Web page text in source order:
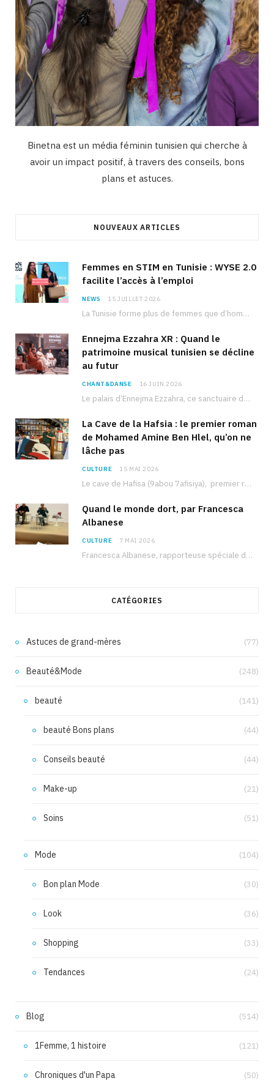
Binetna est un média féminin tunisien qui cherche à
avoir un impact positif, à travers des conseils, bons
plans et astuces.
NOUVEAUX ARTICLES
Femmes en STIM en Tunisie : WYSE 2.0
facilite l’accès à l’emploi
NEWS 15 JUILLET 2026
La Tunisie forme plus de femmes que d’hommes dans les filières scientifiques. Pourtant, pour beaucoup…
Ennejma Ezzahra XR : Quand le
patrimoine musical tunisien se décline
au futur
CHANT&DANSE 16 JUIN 2026
Le palais d’Ennejma Ezzahra, ce sanctuaire de la musique tunisienne et méditerranéenne construit par le…
La Cave de la Hafsia : le premier roman
de Mohamed Amine Ben Hlel, qu’on ne
lâche pas
CULTURE 15 MAI 2026
Le cave de Hafisa (9abou 7afisiya), premier roman du journaliste tunisien Mohamed Amine Ben Hlel,…
Quand le monde dort, par Francesca
Albanese
CULTURE 7 MAI 2026
Francesca Albanese, rapporteuse spéciale de l’ONU sur les territoires palestiniens occupés, était à Tunis pour…
CATÉGORIES
Astuces de grand-mères (77)
Beauté&Mode (248)
beauté (141)
beauté Bons plans (44)
Conseils beauté (44)
Make-up (21)
Soins (51)
Mode (104)
Bon plan Mode (30)
Look (36)
Shopping (33)
Tendances (24)
Blog (514)
1Femme, 1 histoire (121)
Chroniques d'un Papa (50)